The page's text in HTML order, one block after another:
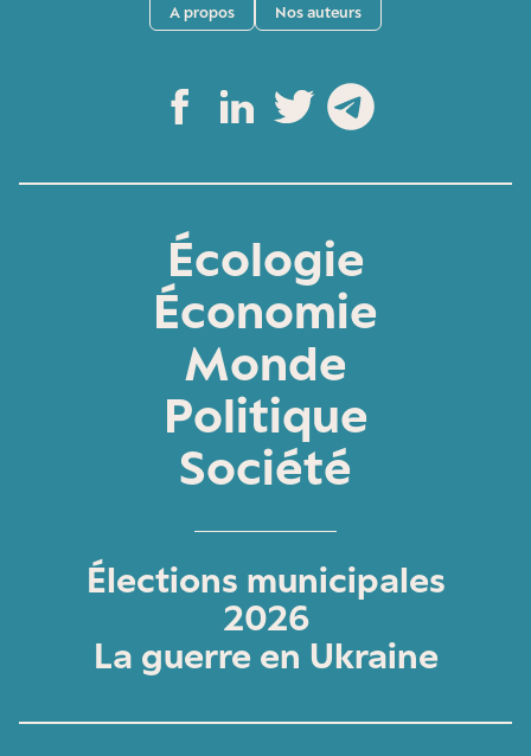
A propos Nos auteurs
Écologie
Économie
Monde
Politique
Société
Élections municipales
2026
La guerre en Ukraine